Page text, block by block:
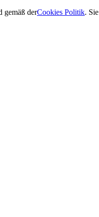
gemäß derCookies Politik.